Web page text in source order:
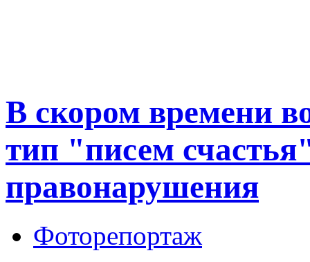
В скором времени
тип "писем
правонарушения
Фоторепортаж